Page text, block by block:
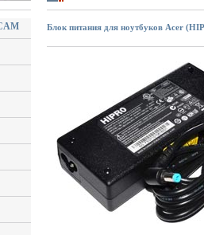
Блок питания для ноутбуков Acer